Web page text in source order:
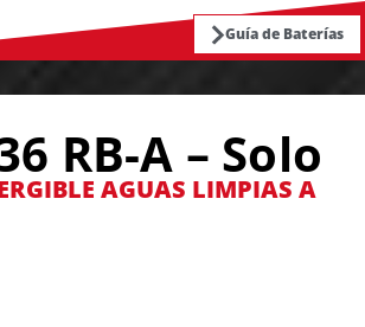
Guía de Baterías
RB-A – Solo
AGUAS LIMPIAS A